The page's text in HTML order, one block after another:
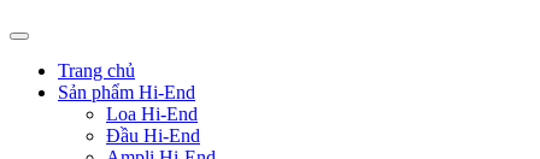
Trang chủ
Sản phẩm Hi-End
Loa Hi-End
Đầu Hi-End